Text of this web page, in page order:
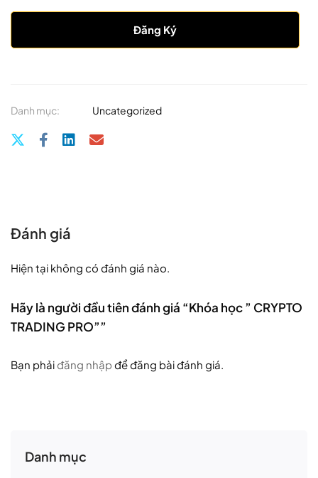
Danh mục
Đăng Ký
Danh mục: Uncategorized
Đánh giá
Hiện tại không có đánh giá nào.
Hãy là người đầu tiên đánh giá “Khóa học ” CRYPTO
TRADING PRO””
Bạn phải đăng nhập để đăng bài đánh giá.